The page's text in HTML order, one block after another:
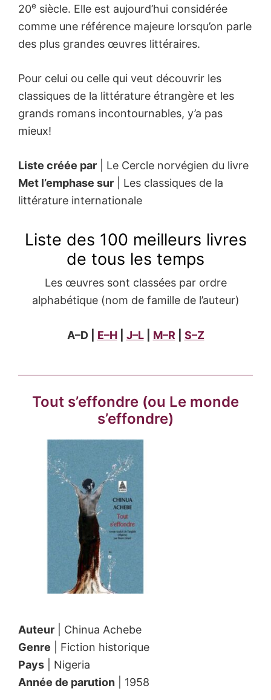
20e siècle. Elle est aujourd’hui considérée
comme une référence majeure lorsqu’on parle
des plus grandes œuvres littéraires.
Pour celui ou celle qui veut découvrir les
classiques de la littérature étrangère et les
grands romans incontournables, y’a pas
mieux!
Liste créée par | Le Cercle norvégien du livre
Met l’emphase sur | Les classiques de la
littérature internationale
Liste des 100 meilleurs livres
de tous les temps
Les œuvres sont classées par ordre
alphabétique (nom de famille de l’auteur)
A–D | E–H| J–L| M–R S–Z
Tout s’effondre (ou Le monde
s’effondre)
Auteur | Chinua Achebe
Genre | Fiction historique
Pays | Nigeria
Année de parution | 1958